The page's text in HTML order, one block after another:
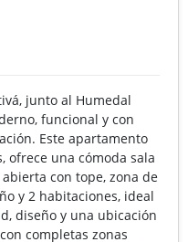
junto al Humedal
funcional y con
Este apartamento
ofrece una cómoda sala
con tope, zona de
y 2 habitaciones, ideal
diseño y una ubicación
completas zonas